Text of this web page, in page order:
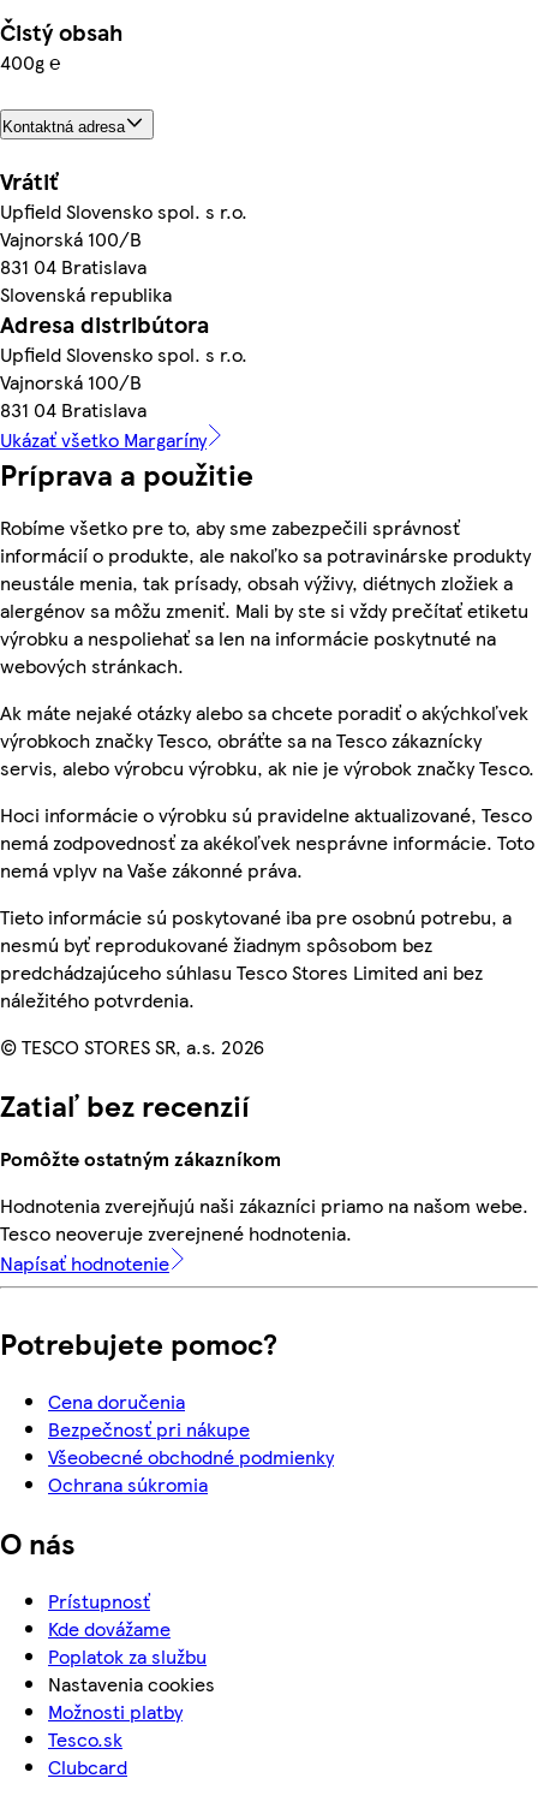
Čistý obsah
400g ℮
Kontaktná adresa
Vrátiť
Upfield Slovensko spol. s r.o.
Vajnorská 100/B
831 04 Bratislava
Slovenská republika
Adresa distribútora
Upfield Slovensko spol. s r.o.
Vajnorská 100/B
831 04 Bratislava
Ukázať všetko Margaríny
Príprava a použitie
Robíme všetko pre to, aby sme zabezpečili správnosť
informácií o produkte, ale nakoľko sa potravinárske produkty
neustále menia, tak prísady, obsah výživy, diétnych zložiek a
alergénov sa môžu zmeniť. Mali by ste si vždy prečítať etiketu
výrobku a nespoliehať sa len na informácie poskytnuté na
webových stránkach.
Ak máte nejaké otázky alebo sa chcete poradiť o akýchkoľvek
výrobkoch značky Tesco, obráťte sa na Tesco zákaznícky
servis, alebo výrobcu výrobku, ak nie je výrobok značky Tesco.
Hoci informácie o výrobku sú pravidelne aktualizované, Tesco
nemá zodpovednosť za akékoľvek nesprávne informácie. Toto
nemá vplyv na Vaše zákonné práva.
Tieto informácie sú poskytované iba pre osobnú potrebu, a
nesmú byť reprodukované žiadnym spôsobom bez
predchádzajúceho súhlasu Tesco Stores Limited ani bez
náležitého potvrdenia.
© TESCO STORES SR, a.s. 2026
Zatiaľ bez recenzií
Pomôžte ostatným zákazníkom
Hodnotenia zverejňujú naši zákazníci priamo na našom webe.
Tesco neoveruje zverejnené hodnotenia.
Napísať hodnotenie
Potrebujete pomoc?
Cena doručenia
Bezpečnosť pri nákupe
Všeobecné obchodné podmienky
Ochrana súkromia
O nás
Prístupnosť
Kde dovážame
Poplatok za službu
Nastavenia cookies
Možnosti platby
Tesco.sk
Clubcard